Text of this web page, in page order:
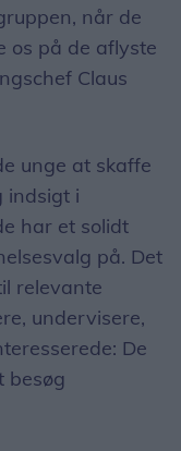
når de
os på de aflyste
Claus
unge at skaffe
indsigt i
har et solidt
på. Det
relevante
undervisere,
De
besøg